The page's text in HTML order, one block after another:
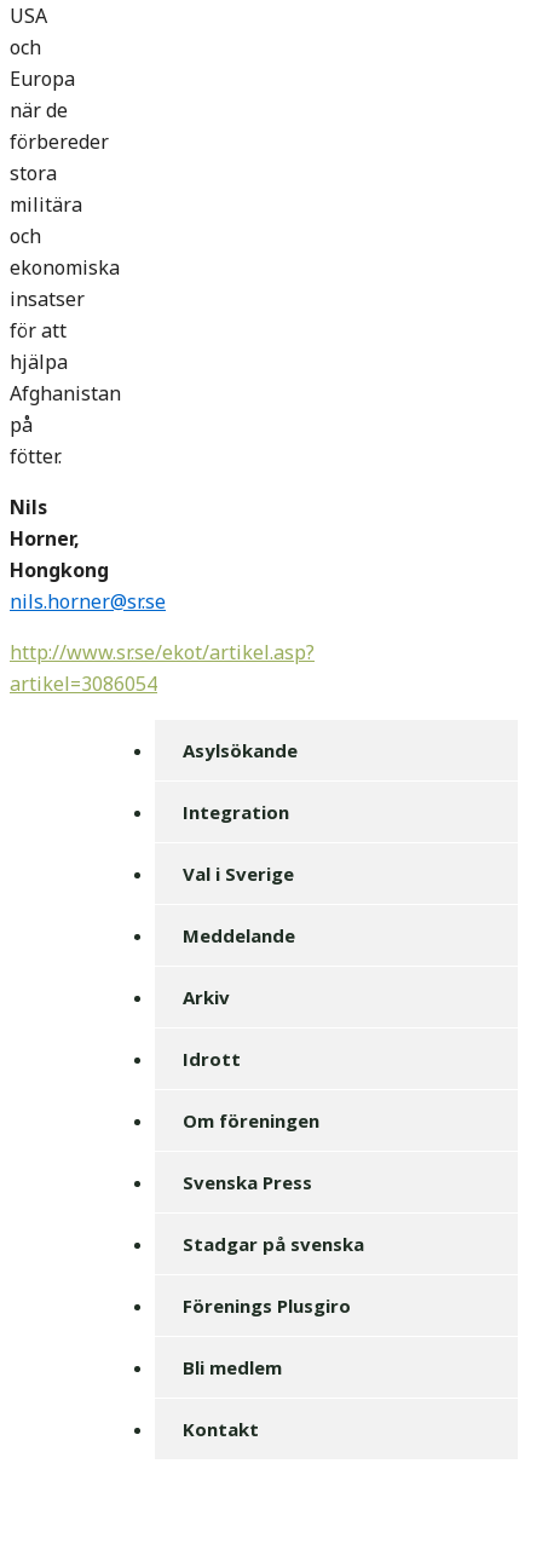
USA
och
Europa
när de
förbereder
stora
militära
och
ekonomiska
insatser
för att
hjälpa
Afghanistan
på
fötter.
Nils
Horner,
Hongkong
nils.horner@sr.se
http://www.sr.se/ekot/artikel.asp?
artikel=3086054
Asylsökande
Integration
Val i Sverige
Meddelande
Arkiv
Idrott
Om föreningen
Svenska Press
Stadgar på svenska
Förenings Plusgiro
Bli medlem
Kontakt